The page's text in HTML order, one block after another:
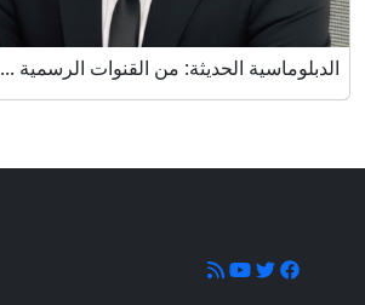
الدبلوماسية الحديثة: من القنوات الرسمية ...